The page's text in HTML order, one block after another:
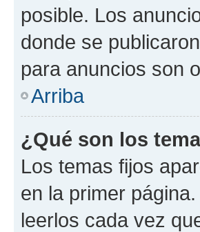
posible. Los
donde se
para anuncios son
Arriba
¿Qué son los
Los temas fijos
en la primer
leerlos cada vez